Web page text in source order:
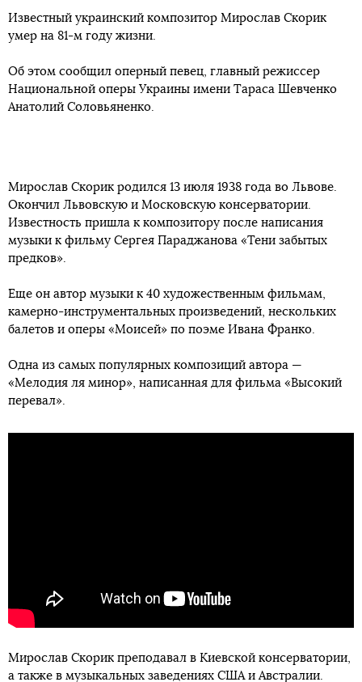
Известный украинский композитор Мирослав Скорик
умер на 81-м году жизни.
Об этом сообщил оперный певец, главный режиссер
Национальной оперы Украины имени Тараса Шевченко
Анатолий Соловьяненко.
Мирослав Скорик родился 13 июля 1938 года во Львове.
Окончил Львовскую и Московскую консерватории.
Известность пришла к композитору после написания
музыки к фильму Сергея Параджанова «Тени забытых
предков».
Еще он автор музыки к 40 художественным фильмам,
камерно-инструментальных произведений, нескольких
балетов и оперы «Моисей» по поэме Ивана Франко.
Одна из самых популярных композиций автора —
«Мелодия ля минор», написанная для фильма «Высокий
перевал».
Мирослав Скорик преподавал в Киевской консерватории,
а также в музыкальных заведениях США и Австралии.